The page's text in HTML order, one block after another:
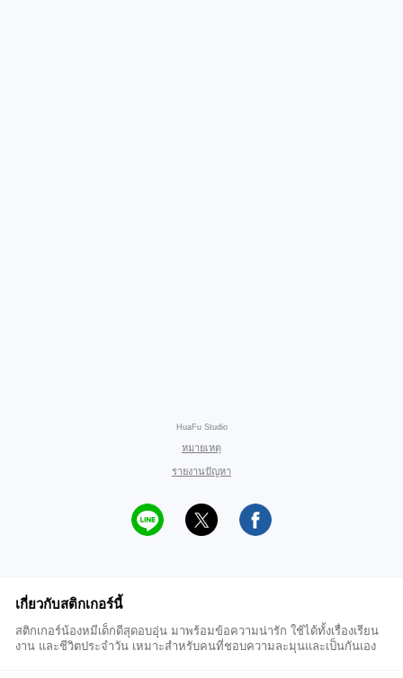
HuaFu Studio
หมายเหตุ
รายงานปัญหา
เกี่ยวกับสติกเกอร์นี้
สติกเกอร์น้องหมีเด็กดีสุดอบอุ่น มาพร้อมข้อความน่ารัก ใช้ได้ทั้งเรื่องเรียน
งาน และชีวิตประจำวัน เหมาะสำหรับคนที่ชอบความละมุนและเป็นกันเอง